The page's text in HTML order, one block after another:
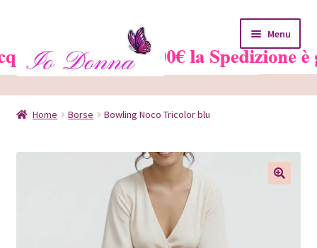
navigazione
contenuto
Menu
Home
Home Borse Bowling Noco Tricolor blu